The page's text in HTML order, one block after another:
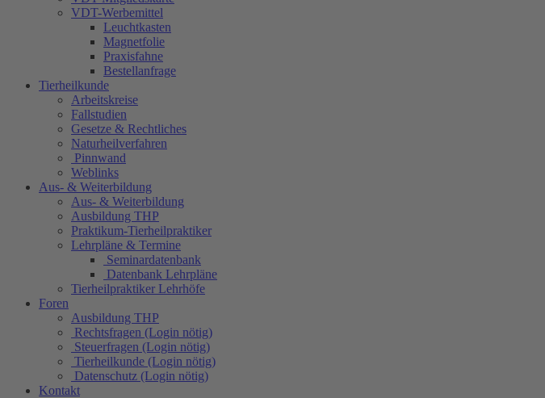
VDT-Werbemittel
Leuchtkasten
Magnetfolie
Praxisfahne
Bestellanfrage
Tierheilkunde
Arbeitskreise
Fallstudien
Gesetze & Rechtliches
Naturheilverfahren
Pinnwand
Weblinks
Aus- & Weiterbildung
Aus- & Weiterbildung
Ausbildung THP
Praktikum-Tierheilpraktiker
Lehrpläne & Termine
Seminardatenbank
Datenbank Lehrpläne
Tierheilpraktiker Lehrhöfe
Foren
Ausbildung THP
Rechtsfragen (Login nötig)
Steuerfragen (Login nötig)
Tierheilkunde (Login nötig)
Datenschutz (Login nötig)
Kontakt